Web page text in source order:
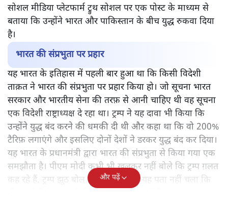
सोशल मीडिया प्लेटफार्म ट्रुथ सोशल पर एक पोस्ट के माध्यम से
बताया कि उन्होंने भारत और पाकिस्तान के बीच युद्ध रुकवा दिया
है।
भारत की संप्रभुता पर प्रहार
यह भारत के इतिहास में पहली बार हुआ था कि किसी विदेशी
ताक़त ने भारत की संप्रभुता पर प्रहार किया हो। जो सूचना भारत
सरकार और भारतीय सेना की तरफ़ से आनी चाहिए थी वह सूचना
एक विदेशी राष्ट्राध्यक्ष दे रहा था। ट्रम्प ने यह दावा भी किया कि
उन्होंने युद्ध बंद करने की धमकी दी थी और कहा था कि वो 200%
टैरिफ़ लगाएंगे और इसलिए दोनों देशों ने डरकर युद्ध बंद कर दिया।
यह भारत के प्रधानमंत्री द्वारा भारत की संप्रभुता से किया गया एक
समझौता है। पीएम मोदी कभी भी खुलकर नहीं बोले कि ट्रम्प ग़लत
कह रहे हैं, ट्रम्प झूठ बोल रहे हैं। आज तक यह पता नहीं चला कि
और पढ़ें